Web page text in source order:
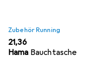
Zubehör Running
EUR
21,36
Hama Bauchtasche